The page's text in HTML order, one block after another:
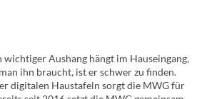
wichtiger Aushang hängt im Hauseingang,
ihn braucht, ist er schwer zu finden.
digitalen Haustafeln sorgt die MWG für